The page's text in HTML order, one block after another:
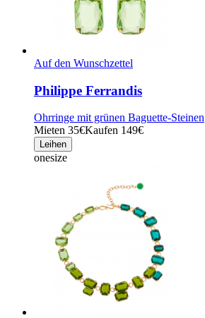
Auf den Wunschzettel
Philippe Ferrandis
Ohrringe mit grünen Baguette-Steinen
Mieten 35€Kaufen 149€
Leihen
onesize